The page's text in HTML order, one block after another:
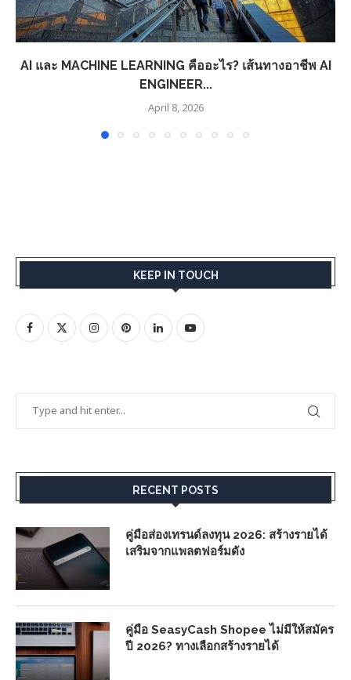
AI และ MACHINE LEARNING คืออะไร? เส้นทางอาชีพ AI
ENGINEER...
April 8, 2026
KEEP IN TOUCH
RECENT POSTS
คู่มือส่องเทรนด์ลงทุน 2026: สร้างรายได้
เสริมจากแพลตฟอร์มดัง
คู่มือ SeasyCash Shopee ไม่มีให้สมัคร
ปี 2026? ทางเลือกสร้างรายได้